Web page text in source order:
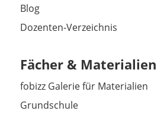
Blog
Dozenten-Verzeichnis
Fächer & Materialien
fobizz Galerie für Materialien
Grundschule